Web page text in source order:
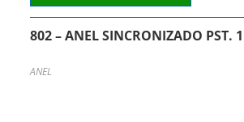
802 – ANEL SINCRONIZADO PST.
ANEL